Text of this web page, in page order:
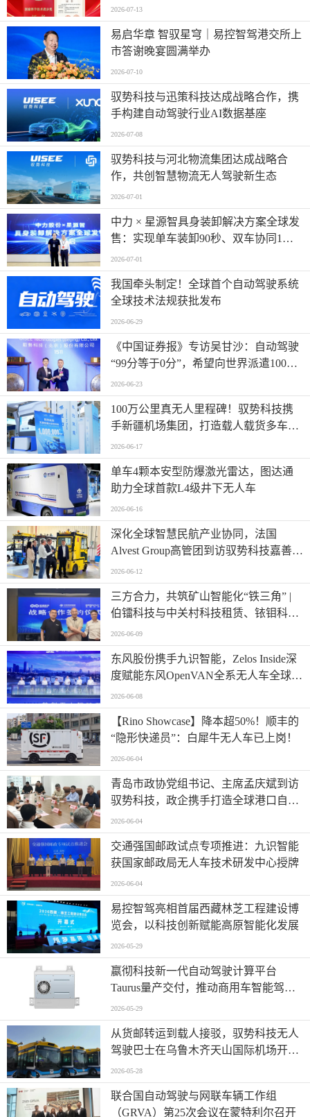
2026-07-13
易启华章 智驭星穹｜易控智驾港交所上
市答谢晚宴圆满举办
2026-07-10
驭势科技与迅策科技达成战略合作，携
手构建自动驾驶行业AI数据基座
2026-07-08
驭势科技与河北物流集团达成战略合
作，共创智慧物流无人驾驶新生态
2026-07-01
中力 × 星源智具身装卸解决方案全球发
售：实现单车装卸90秒、双车协同1分
钟
2026-07-01
我国牵头制定！全球首个自动驾驶系统
全球技术法规获批发布
2026-06-29
《中国证券报》专访吴甘沙：自动驾驶
“99分等于0分”，希望向世界派遣100万
名AI司机
2026-06-23
100万公里真无人里程碑！驭势科技携
手新疆机场集团，打造载人载货多车型
全场景运营标杆
2026-06-17
单车4颗本安型防爆激光雷达，图达通
助力全球首款L4级井下无人车
2026-06-16
深化全球智慧民航产业协同，法国
Alvest Group高管团到访驭势科技嘉善研
发测试和应用创新中心
2026-06-12
三方合力，共筑矿山智能化“铁三角” |
伯镭科技与中关村科技租赁、铱钼科技
正式签署三方战略合作协议
2026-06-09
东风股份携手九识智能，Zelos Inside深
度赋能东风OpenVAN全系无人车全球首
发
2026-06-08
【Rino Showcase】降本超50%！顺丰的
“隐形快递员”：白犀牛无人车已上岗！
2026-06-04
青岛市政协党组书记、主席孟庆斌到访
驭势科技，政企携手打造全球港口自动
驾驶应用样板
2026-06-04
交通强国邮政试点专项推进：九识智能
获国家邮政局无人车技术研发中心授牌
2026-06-04
易控智驾亮相首届西藏林芝工程建设博
览会，以科技创新赋能高原智能化发展
2026-05-29
嬴彻科技新一代自动驾驶计算平台
Taurus量产交付，推动商用车智能驾驶
加速渗透
2026-05-29
从货邮转运到载人接驳，驭势科技无人
驾驶巴士在乌鲁木齐天山国际机场开启
无人化运营
2026-05-28
联合国自动驾驶与网联车辆工作组
（GRVA）第25次会议在蒙特利尔召开